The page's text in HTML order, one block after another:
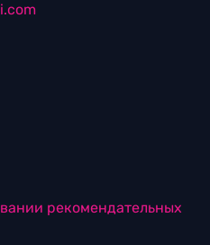
рекомендательных